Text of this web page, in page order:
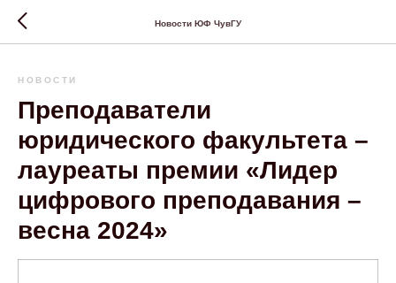
Новости ЮФ ЧувГУ
НОВОСТИ
Преподаватели
юридического факультета –
лауреаты премии «Лидер
цифрового преподавания –
весна 2024»